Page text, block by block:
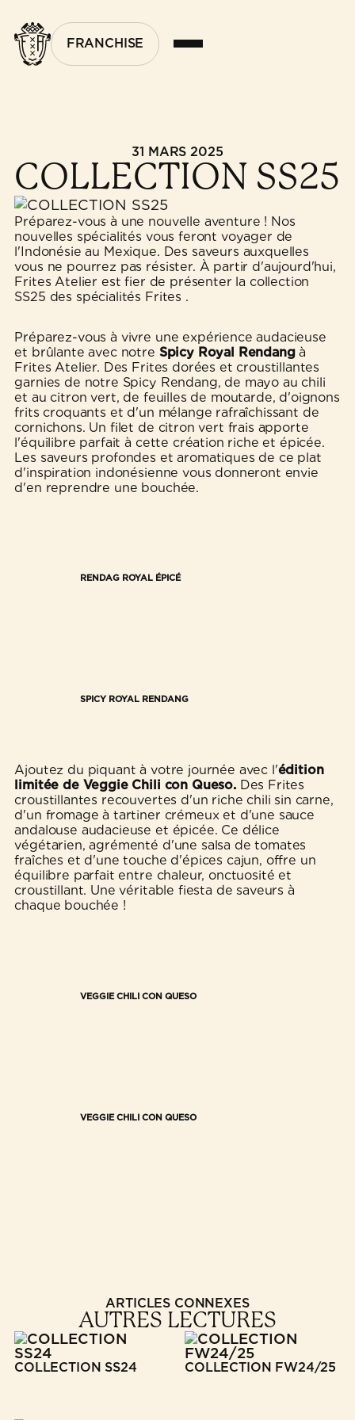
FRANCHISE
31 MARS 2025
COLLECTION SS25
Préparez-vous à une nouvelle aventure ! Nos
nouvelles spécialités vous feront voyager de
l'Indonésie au Mexique. Des saveurs auxquelles
vous ne pourrez pas résister. À partir d'aujourd'hui,
Frites Atelier est fier de présenter la collection
SS25 des spécialités Frites .
Préparez-vous à vivre une expérience audacieuse
et brûlante avec notre Spicy Royal Rendangà
Frites Atelier. Des Frites dorées et croustillantes
garnies de notre Spicy Rendang, de mayo au chili
et au citron vert, de feuilles de moutarde, d'oignons
frits croquants et d'un mélange rafraîchissant de
cornichons. Un filet de citron vert frais apporte
l'équilibre parfait à cette création riche et épicée.
Les saveurs profondes et aromatiques de ce plat
d'inspiration indonésienne vous donneront envie
d'en reprendre une bouchée.
RENDAG ROYAL ÉPICÉ
SPICY ROYAL RENDANG
Ajoutez du piquant à votre journée avec l'édition
limitée de Veggie Chili con Queso. Des Frites
croustillantes recouvertes d'un riche chili sin carne,
d'un fromage à tartiner crémeux et d'une sauce
andalouse audacieuse et épicée. Ce délice
végétarien, agrémenté d'une salsa de tomates
fraîches et d'une touche d'épices cajun, offre un
équilibre parfait entre chaleur, onctuosité et
croustillant. Une véritable fiesta de saveurs à
chaque bouchée !
VEGGIE CHILI CON QUESO
VEGGIE CHILI CON QUESO
ARTICLES CONNEXES
AUTRES LECTURES
COLLECTION SS24 COLLECTION FW24/25